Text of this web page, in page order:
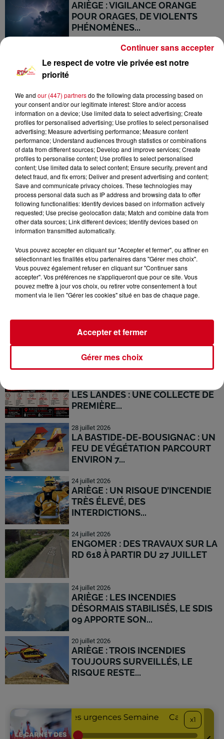
ARIÈGE : VIGILANCE ORANGE
POUR ORAGES, DE VIOLENTS
PHÉNOMÈNES...
ARIÈGE : LES INCENDIES DE SEIX
ET D'AUZAT TOUJOURS SOUS
2 août 2026
HAUTE-GARONNE : LES
RESTRICTIONS D'EAU
RENFORCÉES À PARTIR DU 1ER
AOÛT
2 août 2026
FIBRE EXCELLENCE : CAROLE
DELGA DONNE 24 JOURS POUR
SAUVER LES...
2 août 2026
SAINT-GIRONS : TROIS JOURS DE
FÊTE POUR FAIRE REVIVRE LE
COUSERANS...
1er août 2026
SEIX : UN INCENDIE DE
MONTAGNE FIXÉ APRÈS AVOIR
PARCOURU UNE...
30 juillet 2026
MICHEL FOURNIER EN
SANTÉ ET RURALITÉ
LES LANDES : UNE COLLECTE DE
PREMIÈRE...
28 juillet 2026
LA BASTIDE-DE-BOUSIGNAC : UN
FEU DE VÉGÉTATION PARCOURT
ENVIRON 7...
24 juillet 2026
ARIÈGE : UN RISQUE D’INCENDIE
TRÈS ÉLEVÉ, DES
INTERDICTIONS...
24 juillet 2026
ENGOMER : DES TRAVAUX SUR LA
RD 618 À PARTIR DU 27 JUILLET
24 juillet 2026
ARIÈGE : LES INCENDIES
DÉSORMAIS STABILISÉS, LE SDIS
09 APPORTE SON...
20 juillet 2026
ARIÈGE : TROIS INCENDIES
TOUJOURS SURVEILLÉS, LE
RISQUE RESTE...
Le respect de votre vie privée est notre
priorité
We and our (447) partnersdo the following data processing based on
your consent and/or our legitimate interest: Store and/or access
information on a device; Use limited data to select advertising; Create
profiles for personalised advertising; Use profiles to select personalised
advertising; Measure advertising performance; Measure content
performance; Understand audiences through statistics or combinations
of data from different sources; Develop and improve services; Create
profiles to personalise content; Use profiles to select personalised
content; Use limited data to select content; Ensure security, prevent and
detect fraud, and fix errors; Deliver and present advertising and content;
Save and communicate privacy choices. These technologies may
process personal data such as IP address and browsing data to offer
following functionalities: Identify devices based on information actively
requested; Use precise geolocation data; Match and combine data from
other data sources; Link different devices; Identify devices based on
information transmitted automatically.
Vous pouvez accepter en cliquant sur "Accepter et fermer", ou affiner en
sélectionnant les finalités et/ou partenaires dans "Gérer mes choix".
Vous pouvez également refuser en cliquant sur "Continuer sans
accepter". Vos préférences ne s'appliqueront que pour ce site. Vous
pouvez mettre à jour vos choix, ou retirer votre consentement à tout
moment via le lien "Gérer les cookies" situé en bas de chaque page.
Gérer mes choix
Accepter et fermer
Continuer sans accepter